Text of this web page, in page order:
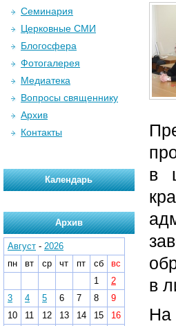
в
в
На
Семинария
Церковные СМИ
Блогосфера
Фотогалерея
Медиатека
Вопросы священнику
Архив
Контакты
Календарь
Архив
Август - 2026
пн
вт ср чт пт сб
вс
1
2
3
4 5 6 7 8
9
10
11 12 13 14 15
16